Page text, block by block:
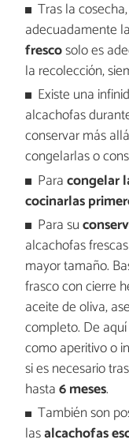
Tras la
adecuadamente
frescosolo es
la recolección,
Existe una
alcachofas
conservar más
congelarlas o
Paracongelar
cocinarlas
Para su
alcachofas
mayor tamaño.
frasco con cierre
aceite de oliva,
completo. De
como aperitivo o
si es necesario
hasta6 meses.
También son
lasalcachofas